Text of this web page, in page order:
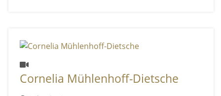
Cornelia Mühlenhoff-Dietsche